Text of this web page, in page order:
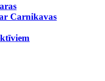
Carnikavas